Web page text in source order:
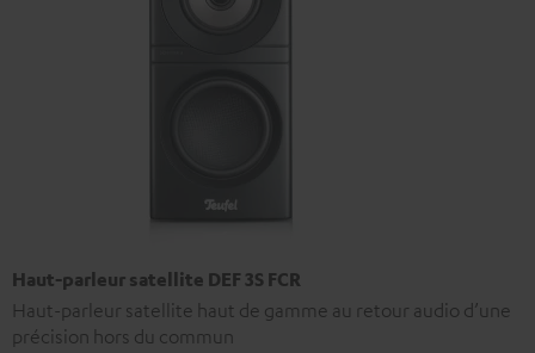
Haut-parleur satellite DEF 3S FCR
Haut-parleur satellite haut de gamme au retour audio d’une
précision hors du commun